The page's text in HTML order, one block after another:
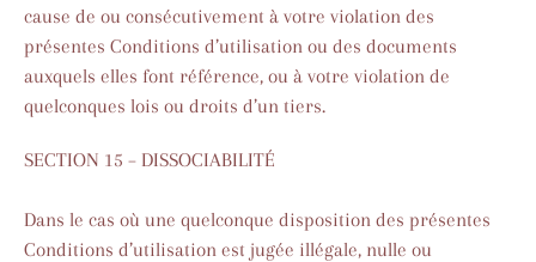
cause de ou consécutivement à votre violation des
présentes Conditions d’utilisation ou des documents
auxquels elles font référence, ou à votre violation de
quelconques lois ou droits d’un tiers.
SECTION 15 – DISSOCIABILITÉ
Dans le cas où une quelconque disposition des présentes
Conditions d’utilisation est jugée illégale, nulle ou